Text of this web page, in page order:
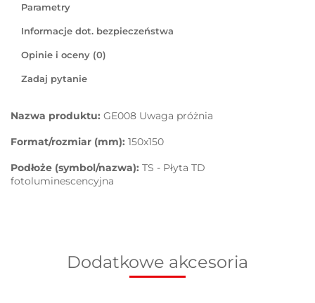
Parametry
Informacje dot. bezpieczeństwa
Opinie i oceny (0)
Zadaj pytanie
Nazwa produktu: GE008 Uwaga próżnia
Format/rozmiar (mm): 150x150
Podłoże (symbol/nazwa): TS - Płyta TD
fotoluminescencyjna
Dodatkowe akcesoria